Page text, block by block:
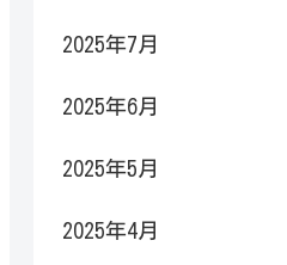
2025年7月
2025年6月
2025年5月
2025年4月